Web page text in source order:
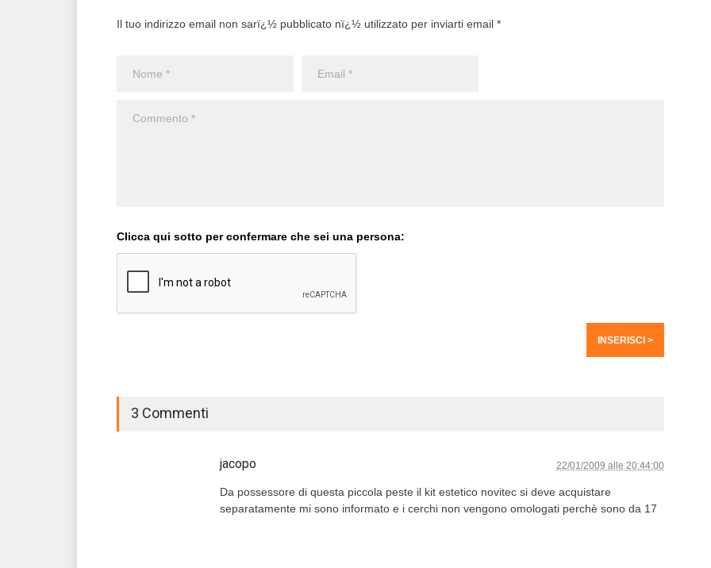
Il tuo indirizzo email non sarï¿½ pubblicato nï¿½ utilizzato per inviarti email *
Clicca qui sotto per confermare che sei una persona:
3 Commenti
jacopo 22/01/2009 alle 20:44:00
Da possessore di questa piccola peste il kit estetico novitec si deve acquistare
separatamente mi sono informato e i cerchi non vengono omologati perchè sono da 17